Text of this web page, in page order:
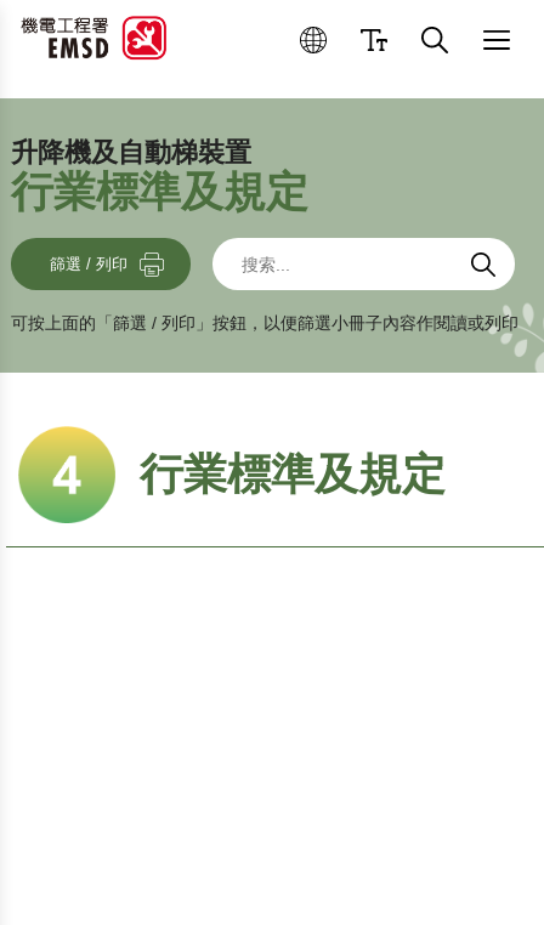
升降機及自動梯裝置
行業標準及規定
篩選 / 列印
搜索
搜索
搜索
可按上面的「篩選 / 列印」按鈕，以便篩選小冊子內容作閱讀或列印
行業標準及規定